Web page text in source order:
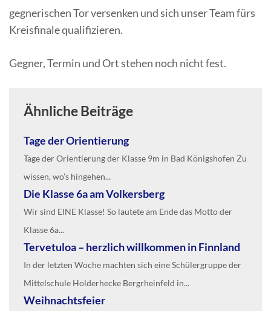
gegnerischen Tor versenken und sich unser Team fürs
Kreisfinale qualifizieren.
Gegner, Termin und Ort stehen noch nicht fest.
Ähnliche Beiträge
Tage der Orientierung
Tage der Orientierung der Klasse 9m in Bad Königshofen Zu
wissen, wo’s hingehen...
Die Klasse 6a am Volkersberg
Wir sind EINE Klasse! So lautete am Ende das Motto der
Klasse 6a...
Tervetuloa – herzlich willkommen in Finnland
In der letzten Woche machten sich eine Schülergruppe der
Mittelschule Holderhecke Bergrheinfeld in...
Weihnachtsfeier